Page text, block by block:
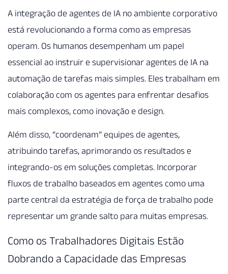
A integração de agentes de IA no ambiente corporativo
está revolucionando a forma como as empresas
operam. Os humanos desempenham um papel
essencial ao instruir e supervisionar agentes de IA na
automação de tarefas mais simples. Eles trabalham em
colaboração com os agentes para enfrentar desafios
mais complexos, como inovação e design.
Além disso, “coordenam” equipes de agentes,
atribuindo tarefas, aprimorando os resultados e
integrando-os em soluções completas. Incorporar
fluxos de trabalho baseados em agentes como uma
parte central da estratégia de força de trabalho pode
representar um grande salto para muitas empresas.
Como os Trabalhadores Digitais Estão
Dobrando a Capacidade das Empresas